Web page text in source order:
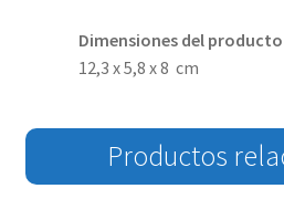
Dimensiones del producto
12,3 x 5,8 x 8 cm
Productos